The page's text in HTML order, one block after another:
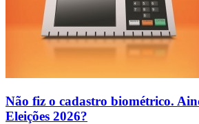
Não fiz o cadastro biométrico.
Eleições 2026?